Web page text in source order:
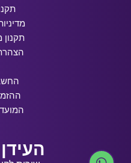
תקנון